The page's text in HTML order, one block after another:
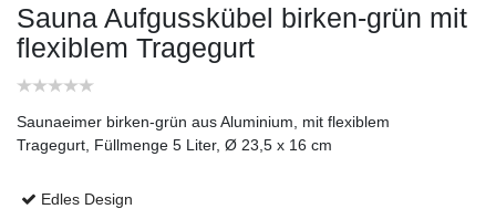
Sauna Aufgusskübel birken-grün mit
flexiblem Tragegurt
Saunaeimer birken-grün aus Aluminium, mit flexiblem
Tragegurt, Füllmenge 5 Liter, Ø 23,5 x 16 cm
Edles Design